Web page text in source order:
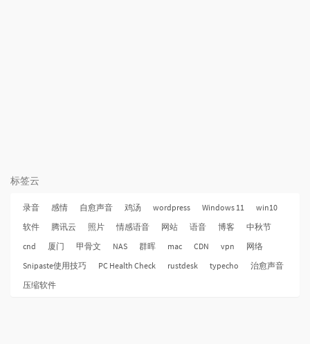
标签云
录音 感情 自愈声音 鸡汤 wordpress Windows 11
win10
软件
腾讯云 照片 情感语音 网站 语音 博客
中秋节
cnd
厦门 甲骨文 NAS 群晖 mac CDN vpn
网络
Snipaste使用技巧
PC Health Check rustdesk typecho
治愈声音
压缩软件